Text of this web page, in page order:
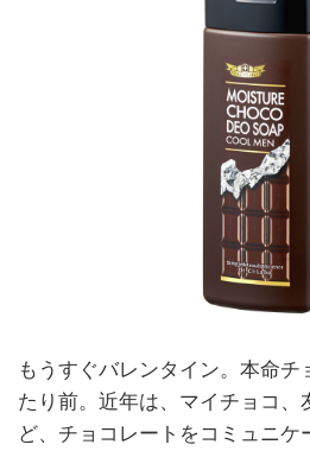
もうすぐバレンタイン。本命チ
たり前。近年は、マイチョコ、
ど、チョコレートをコミュニケ